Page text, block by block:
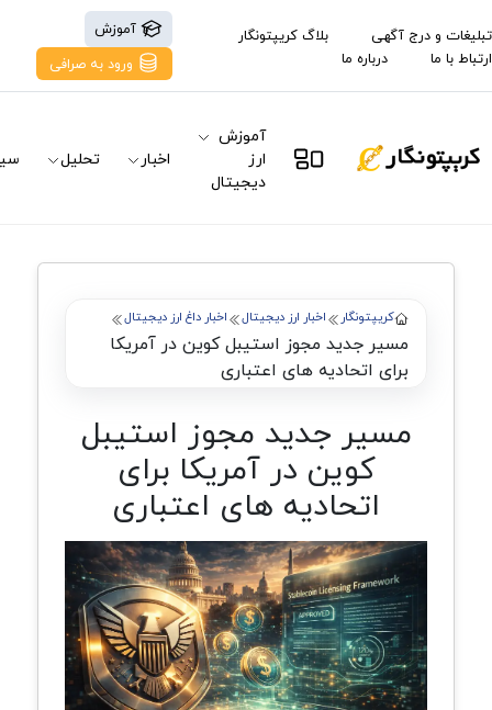
تبلیغات و درج آگهی
بلاگ کریپتونگار
ارتباط با ما
درباره ما
آموزش
ورود به صرافی
آموزش
ارز
دیجیتال
اخبار تحلیل
کریپتونگار اخبار ارز دیجیتال اخبار داغ ارز دیجیتال
مسیر جدید مجوز استیبل کوین در آمریکا
برای اتحادیه های اعتباری
مسیر جدید مجوز استیبل
کوین در آمریکا برای
اتحادیه های اعتباری